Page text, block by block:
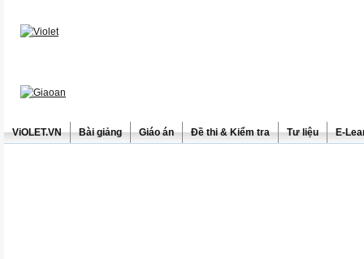
ViOLET.VN Bài giảng Giáo án Đề thi & Kiểm tra Tư liệu E-